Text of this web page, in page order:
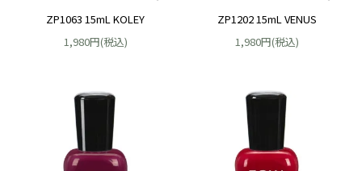
ZP1063 15mL KOLEY
1,980円(税込)
ZP1202 15mL VENUS
1,980円(税込)